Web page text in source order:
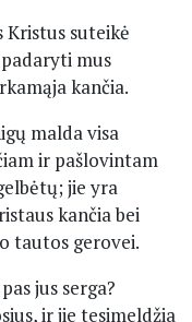
suteikė
mus
kančia.
malda visa
ir pašlovintam
jie yra
kančia bei
tautos gerovei.
jus serga?
ir jie tesimeldžia